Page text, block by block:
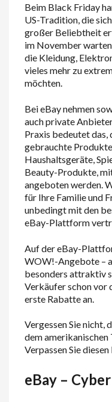
Beim Black Friday
US-Tradition, die
großer Beliebtheit
im November
die Kleidung,
vieles mehr zu
möchten.
Bei eBay nehmen
auch private
Praxis bedeutet das,
gebrauchte
Haushaltsgeräte,
Beauty-Produkte,
angeboten werden.
für Ihre Familie und
unbedingt mit den
eBay-Plattform
Auf der eBay-
WOW!-Angebote –
besonders attraktiv
Verkäufer schon vor
erste Rabatte an.
Vergessen Sie nicht,
dem
Verpassen Sie
eBay –